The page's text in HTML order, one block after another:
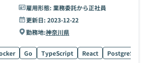
雇用形態: 業務委託から正社員
更新日: 2023-12-22
勤務地:神奈川県
Go TypeScript React PostgreSQL